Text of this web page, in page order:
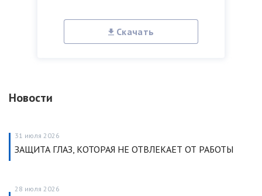
Скачать
Новости
31 июля 2026
ЗАЩИТА ГЛАЗ, КОТОРАЯ НЕ ОТВЛЕКАЕТ ОТ РАБОТЫ
28 июля 2026